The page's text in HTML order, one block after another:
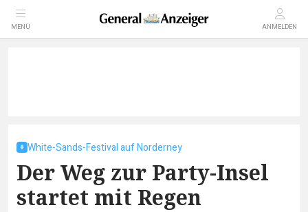
MENÜ ANMELDEN
White-Sands-Festival auf Norderney
Der Weg zur Party-Insel
startet mit Regen